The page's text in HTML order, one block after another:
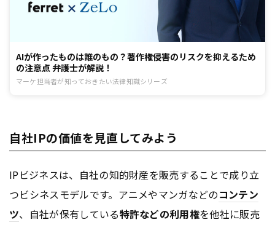
AIが作ったものは誰のもの？著作権侵害のリスクを抑えるため
の注意点 弁護士が解説！
マーケ担当者が知っておきたい法律知識シリーズ
自社IPの価値を見直してみよう
IPビジネスは、自社の知的財産を販売することで成り立
つビシネスモデルです。アニメやマンガなどのコンテン
ツ、自社が保有している特許などの利用権を他社に販売